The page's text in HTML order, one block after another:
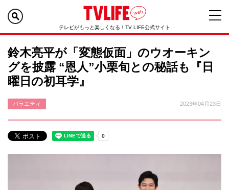
テレビがもっと楽しくなる！TV LIFE公式サイト
鈴木亮平が「変態仮面」のウオーキン
グを披露 “恩人”小栗旬との秘話も『日
曜日の初耳学』
バラエティ 2023年04月23日